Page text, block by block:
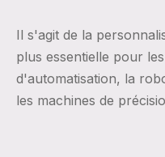
Il s'agit de la
plus essentielle pour
d'automatisation, la
les machines de